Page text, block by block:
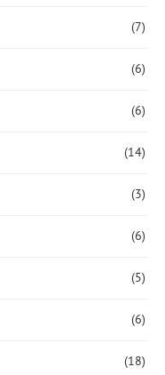
(7)
(6)
(6)
(14)
(3)
(6)
(5)
(6)
(18)